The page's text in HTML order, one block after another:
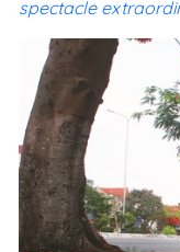
spectacle